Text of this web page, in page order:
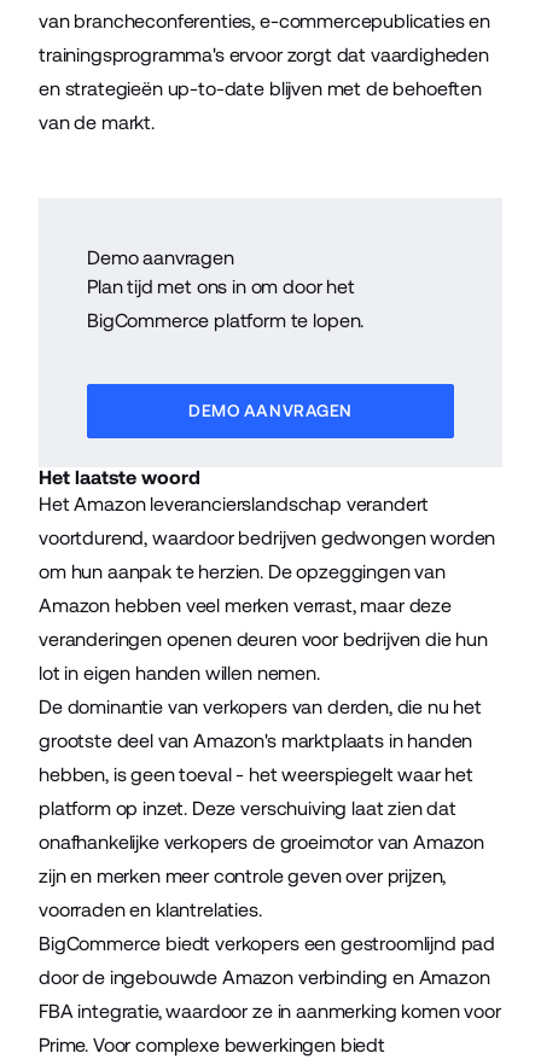
van brancheconferenties, e-commercepublicaties en
trainingsprogramma's ervoor zorgt dat vaardigheden
en strategieën up-to-date blijven met de behoeften
van de markt.
Demo aanvragen
Plan tijd met ons in om door het
BigCommerce platform te lopen.
DEMO AANVRAGEN
Het laatste woord
Het Amazon leverancierslandschap verandert
voortdurend, waardoor bedrijven gedwongen worden
om hun aanpak te herzien. De opzeggingen van
Amazon hebben veel merken verrast, maar deze
veranderingen openen deuren voor bedrijven die hun
lot in eigen handen willen nemen.
De dominantie van verkopers van derden, die nu het
grootste deel van Amazon's marktplaats in handen
hebben, is geen toeval - het weerspiegelt waar het
platform op inzet. Deze verschuiving laat zien dat
onafhankelijke verkopers de groeimotor van Amazon
zijn en merken meer controle geven over prijzen,
voorraden en klantrelaties.
BigCommerce biedt verkopers een gestroomlijnd pad
door de ingebouwde Amazon verbinding en Amazon
FBA integratie, waardoor ze in aanmerking komen voor
Prime. Voor complexe bewerkingen biedt